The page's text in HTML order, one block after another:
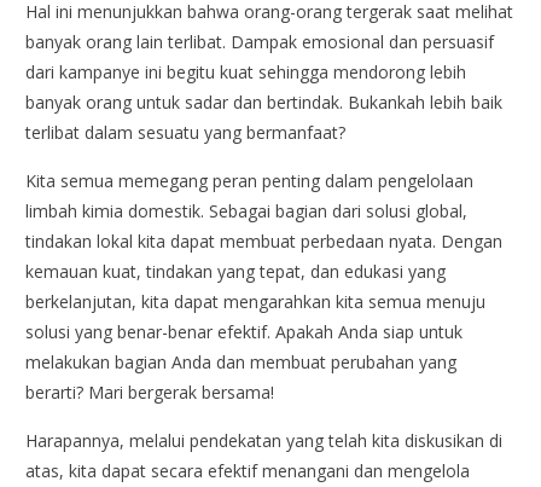
Hal ini menunjukkan bahwa orang-orang tergerak saat melihat
banyak orang lain terlibat. Dampak emosional dan persuasif
dari kampanye ini begitu kuat sehingga mendorong lebih
banyak orang untuk sadar dan bertindak. Bukankah lebih baik
terlibat dalam sesuatu yang bermanfaat?
Kita semua memegang peran penting dalam pengelolaan
limbah kimia domestik. Sebagai bagian dari solusi global,
tindakan lokal kita dapat membuat perbedaan nyata. Dengan
kemauan kuat, tindakan yang tepat, dan edukasi yang
berkelanjutan, kita dapat mengarahkan kita semua menuju
solusi yang benar-benar efektif. Apakah Anda siap untuk
melakukan bagian Anda dan membuat perubahan yang
berarti? Mari bergerak bersama!
Harapannya, melalui pendekatan yang telah kita diskusikan di
atas, kita dapat secara efektif menangani dan mengelola